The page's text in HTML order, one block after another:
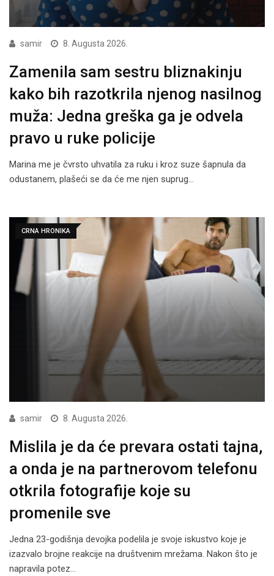
samir 8. Augusta 2026.
Zamenila sam sestru bliznakinju
kako bih razotkrila njenog nasilnog
muža: Jedna greška ga je odvela
pravo u ruke policije
Marina me je čvrsto uhvatila za ruku i kroz suze šapnula da
odustanem, plašeći se da će me njen suprug…
CRNA HRONIKA
samir 8. Augusta 2026.
Mislila je da će prevara ostati tajna,
a onda je na partnerovom telefonu
otkrila fotografije koje su
promenile sve
Jedna 23-godišnja devojka podelila je svoje iskustvo koje je
izazvalo brojne reakcije na društvenim mrežama. Nakon što je
napravila potez…